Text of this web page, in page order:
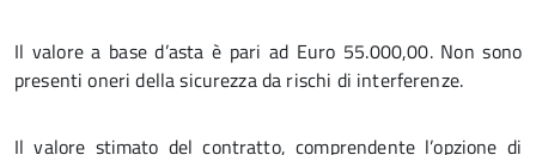
Il valore a base d’asta è pari ad Euro 55.000,00. Non sono
presenti oneri della sicurezza da rischi di interferenze.
Il valore stimato del contratto, comprendente l’opzione di